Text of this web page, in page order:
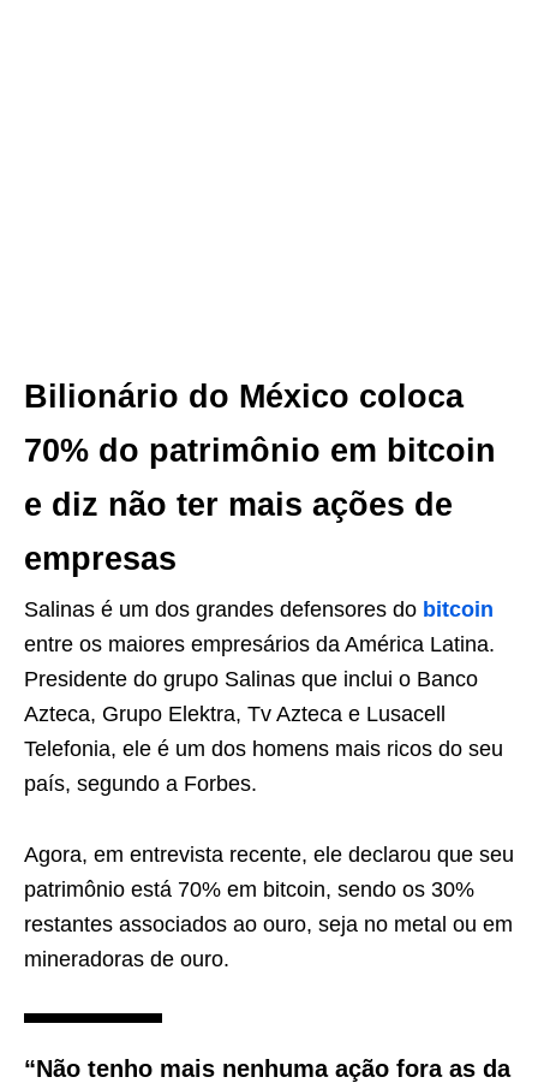
Bilionário do México coloca
70% do patrimônio em bitcoin
e diz não ter mais ações de
empresas
Salinas é um dos grandes defensores do bitcoin
entre os maiores empresários da América Latina.
Presidente do grupo Salinas que inclui o Banco
Azteca, Grupo Elektra, Tv Azteca e Lusacell
Telefonia, ele é um dos homens mais ricos do seu
país, segundo a Forbes.
Agora, em entrevista recente, ele declarou que seu
patrimônio está 70% em bitcoin, sendo os 30%
restantes associados ao ouro, seja no metal ou em
mineradoras de ouro.
“Não tenho mais nenhuma ação fora as da